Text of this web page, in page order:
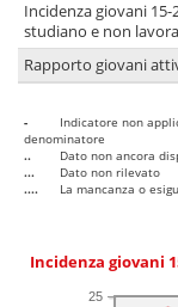
Incidenza giovani 15-
studiano e non
Rapporto giovani
-
Indicatore non
denominatore
..
Dato non ancora
...
Dato non rilevato
....
La mancanza o
Incidenza giovani
25